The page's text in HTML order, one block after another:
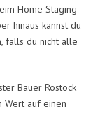
Home Staging
hinaus kannst du
falls du nicht alle
Bauer Rostock
Wert auf einen